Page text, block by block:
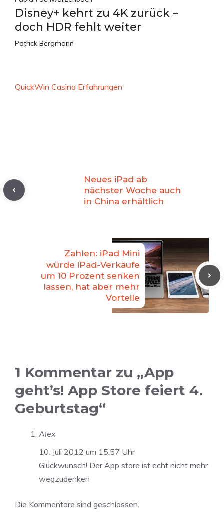
Disney+ kehrt zu 4K zurück –
doch HDR fehlt weiter
Patrick Bergmann
QuickWin Casino Erfahrungen
Neues iPad ab
nächster Woche auch
in China erhältlich
Zahlen: iPad Mini
würde iPad-Verkäufe
um 10 Prozent senken
lassen, hat aber mehr
Vorteile
1 Kommentar zu „App
geht’s! App Store feiert 4.
Geburtstag“
Alex
10. Juli 2012 um 15:57 Uhr
Glückwunsch! Der App store ist echt nicht mehr
wegzudenken
Die Kommentare sind geschlossen.